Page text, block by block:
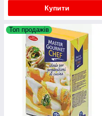
Купити
Топ продажів